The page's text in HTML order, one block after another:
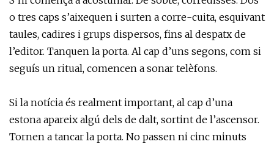
o tres caps s’aixequen i surten a corre-cuita, esquivant
taules, cadires i grups dispersos, fins al despatx de
l’editor. Tanquen la porta. Al cap d’uns segons, com si
seguís un ritual, comencen a sonar telèfons.
Si la notícia és realment important, al cap d’una
estona apareix algú dels de dalt, sortint de l’ascensor.
Tornen a tancar la porta. No passen ni cinc minuts